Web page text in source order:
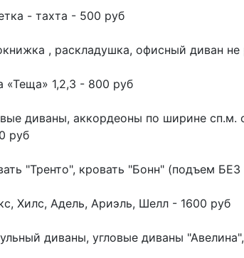
- тахта - 500 руб
, раскладушка, офисный диван
«Теща» 1,2,3 - 800 руб
диваны, аккордеоны по ширине сп.м.
руб
"Тренто", кровать "Бонн" (подъем
Хилс, Адель, Ариэль, Шелл - 1600 руб
диваны, угловые диваны